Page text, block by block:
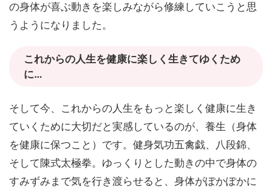
の身体が喜ぶ動きを楽しみながら修練していこうと思
うようになりました。
これからの人生を健康に楽しく生きてゆくため
に…
そして今、これからの人生をもっと楽しく健康に生き
ていくために大切だと実感しているのが、養生（身体
を健康に保つこと）です。健身気功五禽戯、八段錦、
そして陳式太極拳。ゆっくりとした動きの中で身体の
すみずみまで気を行き渡らせると、身体がぽかぽかに